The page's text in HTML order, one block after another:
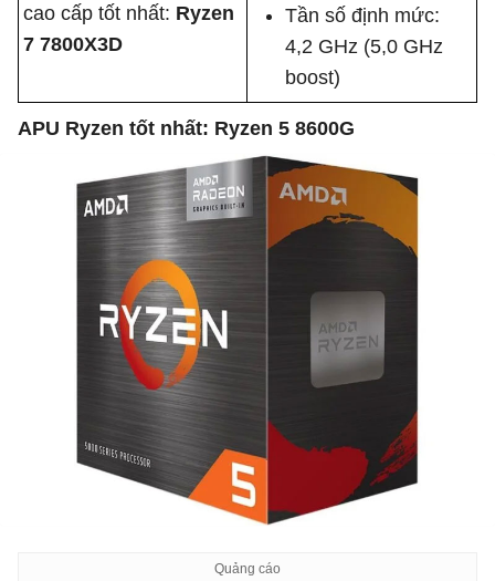
cao cấp tốt nhất: Ryzen
7 7800X3D
Tần số định mức:
4,2 GHz (5,0 GHz
boost)
APU Ryzen tốt nhất: Ryzen 5 8600G